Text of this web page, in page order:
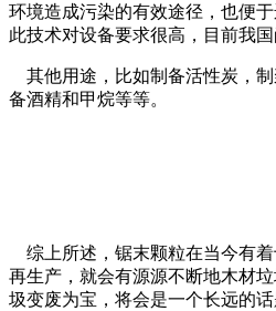
环境造成污染的有效途径，也便
此技术对设备要求很高，目前我国
其他用途，比如制备活性炭，制
备酒精和甲烷等等。
综上所述，锯末颗粒在当今有
再生产，就会有源源不断地木材
圾变废为宝，将会是一个长远的